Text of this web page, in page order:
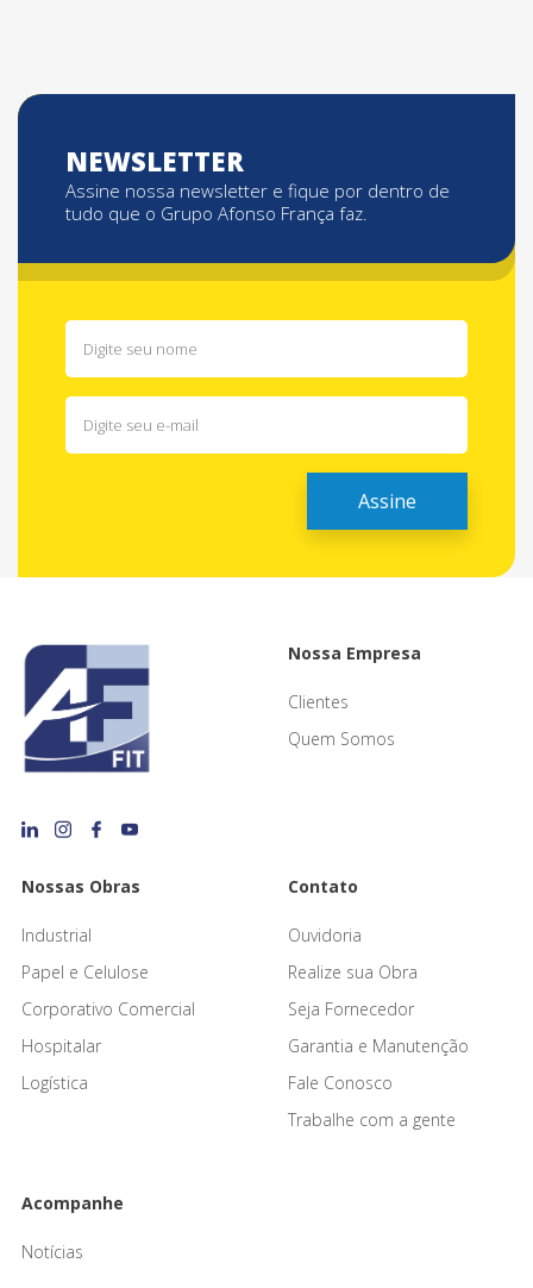
NEWSLETTER
Assine nossa newsletter e fique por dentro de
tudo que o Grupo Afonso França faz.
Nossa Empresa
Clientes
Quem Somos
Nossas Obras
Industrial
Papel e Celulose
Corporativo Comercial
Hospitalar
Logística
Contato
Ouvidoria
Realize sua Obra
Seja Fornecedor
Garantia e Manutenção
Fale Conosco
Trabalhe com a gente
Acompanhe
Notícias